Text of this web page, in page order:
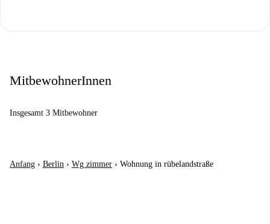
MitbewohnerInnen
Insgesamt 3 Mitbewohner
Anfang › Berlin › Wg zimmer › Wohnung in rübelandstraße